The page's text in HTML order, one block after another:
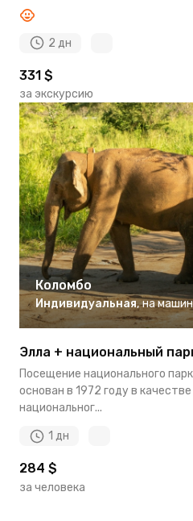
2 дн
331 $
за экскурсию
Коломбо
Индивидуальная, на
Элла + национальный
Посещение национального
основан в 1972 году в
национальног...
1 дн
284 $
за человека